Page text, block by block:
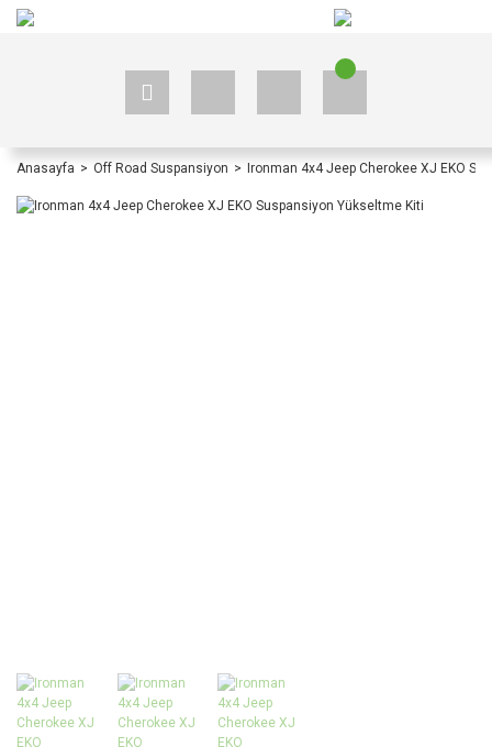
Anasayfa Off Road Suspansiyon Ironman 4x4 Jeep Cherokee XJ EKO